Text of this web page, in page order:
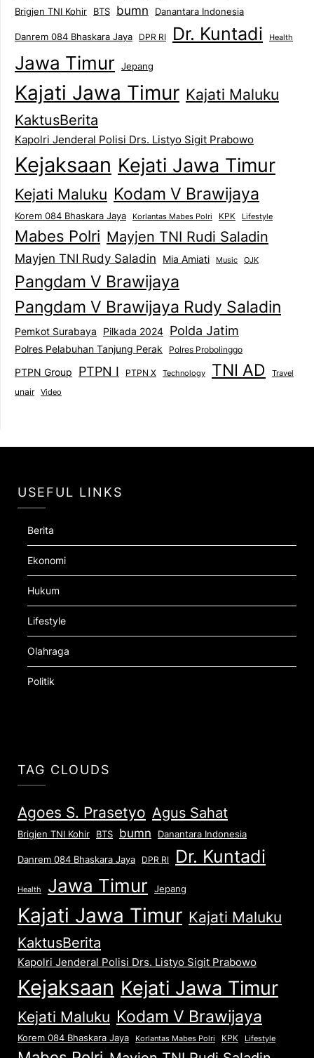
Brigjen TNI Kohir BTS bumn Danantara Indonesia
Danrem 084 Bhaskara Jaya DPR RI Dr. Kuntadi Health
Jawa Timur Jepang
Kajati Jawa Timur Kajati Maluku
KaktusBerita
Kapolri Jenderal Polisi Drs. Listyo Sigit Prabowo
Kejaksaan Kejati Jawa Timur
Kejati Maluku Kodam V Brawijaya
Korem 084 Bhaskara Jaya Korlantas Mabes Polri KPK Lifestyle
Mabes Polri Mayjen TNI Rudi Saladin
Mayjen TNI Rudy Saladin Mia Amiati Music OJK
Pangdam V Brawijaya
Pangdam V Brawijaya Rudy Saladin
Pemkot Surabaya Pilkada 2024 Polda Jatim
Polres Pelabuhan Tanjung Perak Polres Probolinggo
PTPN Group PTPN I PTPN X Technology TNI AD Travel
unair Video
USEFUL LINKS
Berita
Ekonomi
Hukum
Lifestyle
Olahraga
Politik
TAG CLOUDS
Agoes S. Prasetyo Agus Sahat
Brigjen TNI Kohir BTS bumn Danantara Indonesia
Danrem 084 Bhaskara Jaya DPR RI Dr. Kuntadi
Health Jawa Timur Jepang
Kajati Jawa Timur Kajati Maluku
KaktusBerita
Kapolri Jenderal Polisi Drs. Listyo Sigit Prabowo
Kejaksaan Kejati Jawa Timur
Kejati Maluku Kodam V Brawijaya
Korem 084 Bhaskara Jaya Korlantas Mabes Polri KPK Lifestyle